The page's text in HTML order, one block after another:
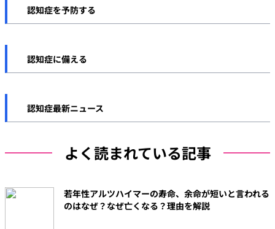
若年性認知症
MMSE
自己チェック
認知症のケアと介護
認知症の法制度・サービス
認知症を予防する
運動
食事
認知症に備える
認知症と保険
認知症と費用
認知症最新ニュース
よく読まれている記事
若年性アルツハイマーの寿命、余命が短いと言われる
のはなぜ？なぜ亡くなる？理由を解説